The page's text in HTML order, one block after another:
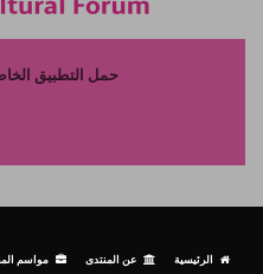
حمل التطبيق
الرئيسية عن المنتدى مواسم